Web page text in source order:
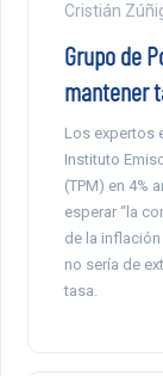
Cristián
Grupo de
mantener
Los expertos
Instituto
(TPM) en 4%
esperar “la
de la
no sería de
tasa.